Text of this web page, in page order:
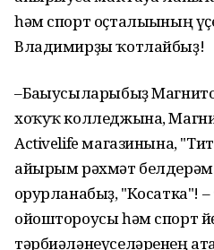
һәм спорт оҫталығының
Владимирҙы ҡотлайбыҙ!
–Бағыусыларыбыҙ
хоҡуҡ колледжына,
Activelife магазинына,
айырым рәхмәт
ғорурланабыҙ, "Косатка"!
ойоштороусы һәм спорт
тәрбиәләнеүселәренең